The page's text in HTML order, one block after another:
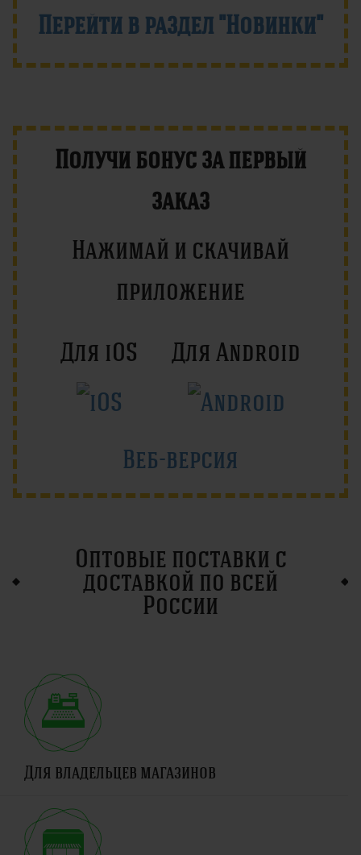
Перейти в раздел "Новинки"
Получи бонус за первый
заказ
Нажимай и скачивай
приложение
Для iOS Для Android
Веб-версия
Оптовые поставки с
доставкой по всей
России
Для владельцев магазинов